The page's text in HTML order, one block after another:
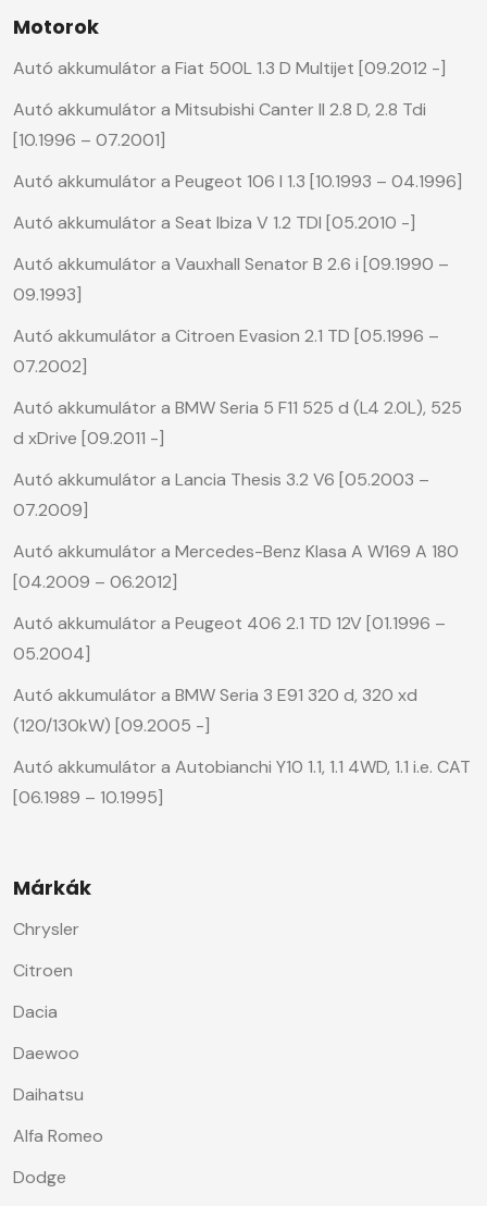
Motorok
Autó akkumulátor a Fiat 500L 1.3 D Multijet [09.2012 -]
Autó akkumulátor a Mitsubishi Canter II 2.8 D, 2.8 Tdi
[10.1996 – 07.2001]
Autó akkumulátor a Peugeot 106 I 1.3 [10.1993 – 04.1996]
Autó akkumulátor a Seat Ibiza V 1.2 TDI [05.2010 -]
Autó akkumulátor a Vauxhall Senator B 2.6 i [09.1990 –
09.1993]
Autó akkumulátor a Citroen Evasion 2.1 TD [05.1996 –
07.2002]
Autó akkumulátor a BMW Seria 5 F11 525 d (L4 2.0L), 525
d xDrive [09.2011 -]
Autó akkumulátor a Lancia Thesis 3.2 V6 [05.2003 –
07.2009]
Autó akkumulátor a Mercedes-Benz Klasa A W169 A 180
[04.2009 – 06.2012]
Autó akkumulátor a Peugeot 406 2.1 TD 12V [01.1996 –
05.2004]
Autó akkumulátor a BMW Seria 3 E91 320 d, 320 xd
(120/130kW) [09.2005 -]
Autó akkumulátor a Autobianchi Y10 1.1, 1.1 4WD, 1.1 i.e. CAT
[06.1989 – 10.1995]
Márkák
Chrysler
Citroen
Dacia
Daewoo
Daihatsu
Alfa Romeo
Dodge